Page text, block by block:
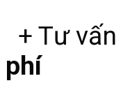
+ Tư
phí